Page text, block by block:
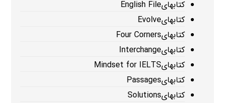
کتابهایEnglish File
کتابهایEvolve
کتابهایFour Corners
کتابهایInterchange
کتابهایMindset for IELTS
کتابهایPassages
کتابهایSolutions